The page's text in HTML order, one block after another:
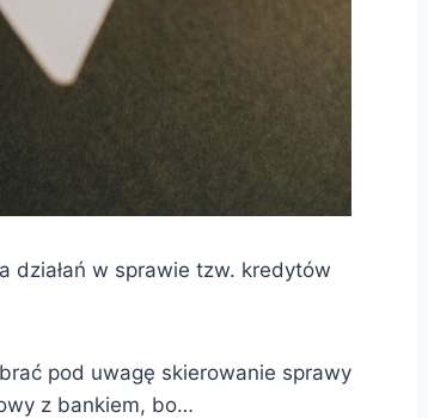
działań w sprawie tzw. kredytów
pod uwagę skierowanie sprawy
z bankiem, bo…